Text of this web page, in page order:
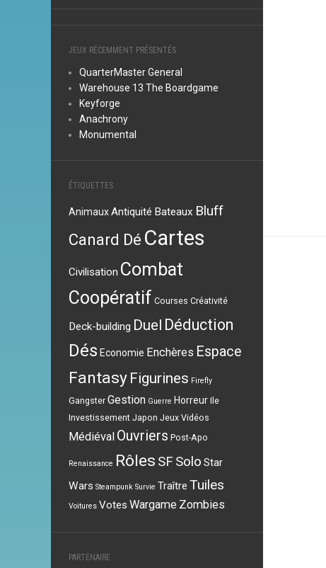
JEUX RÉCEMMENT PRÉSENTÉS
QuarterMaster General
Warehouse 13 The Boardgame
Keyforge
Anachrony
Monumental
ÉTIQUETTES
AnimauxAntiquité Bateaux Bluff
Canard Dé Cartes
Civilisation Combat
Coopératif Courses Créativité
Deck-building Duel Déduction
Dés Economie Enchères Espace
Fantasy Figurines Firefly
Gangster Gestion Guerre Horreur Ile
Investissement Japon Jeux Vidéos
Médiéval Ouvriers Post-Apo
Renaissance Rôles SFSolo Star
Wars Steampunk Survie Traître Tuiles
Voitures Votes Wargame Zombies
PARTENAIRE